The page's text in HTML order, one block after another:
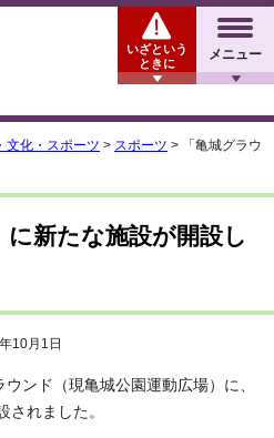
メニュー
いざという
ときに
文化・スポーツ > スポーツ > 「亀城グラウ
に新たな施設が開設し
10月1日
ンド（現亀城公園運動広場）に、
されました。